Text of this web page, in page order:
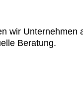
wir
Beratung.